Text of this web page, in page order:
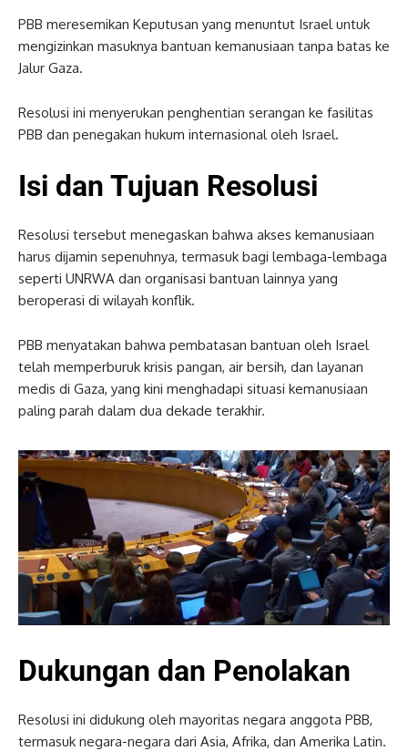
PBB meresemikan Keputusan yang menuntut Israel untuk
mengizinkan masuknya bantuan kemanusiaan tanpa batas ke
Jalur Gaza.
Resolusi ini menyerukan penghentian serangan ke fasilitas
PBB dan penegakan hukum internasional oleh Israel.
Isi dan Tujuan Resolusi
Resolusi tersebut menegaskan bahwa akses kemanusiaan
harus dijamin sepenuhnya, termasuk bagi lembaga-lembaga
seperti UNRWA dan organisasi bantuan lainnya yang
beroperasi di wilayah konflik.
PBB menyatakan bahwa pembatasan bantuan oleh Israel
telah memperburuk krisis pangan, air bersih, dan layanan
medis di Gaza, yang kini menghadapi situasi kemanusiaan
paling parah dalam dua dekade terakhir.
Dukungan dan Penolakan
Resolusi ini didukung oleh mayoritas negara anggota PBB,
termasuk negara-negara dari Asia, Afrika, dan Amerika Latin.